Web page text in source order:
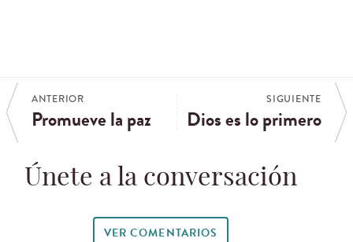
ANTERIOR
Promueve la paz
SIGUIENTE
Dios es lo primero
Únete a la conversación
VER COMENTARIOS